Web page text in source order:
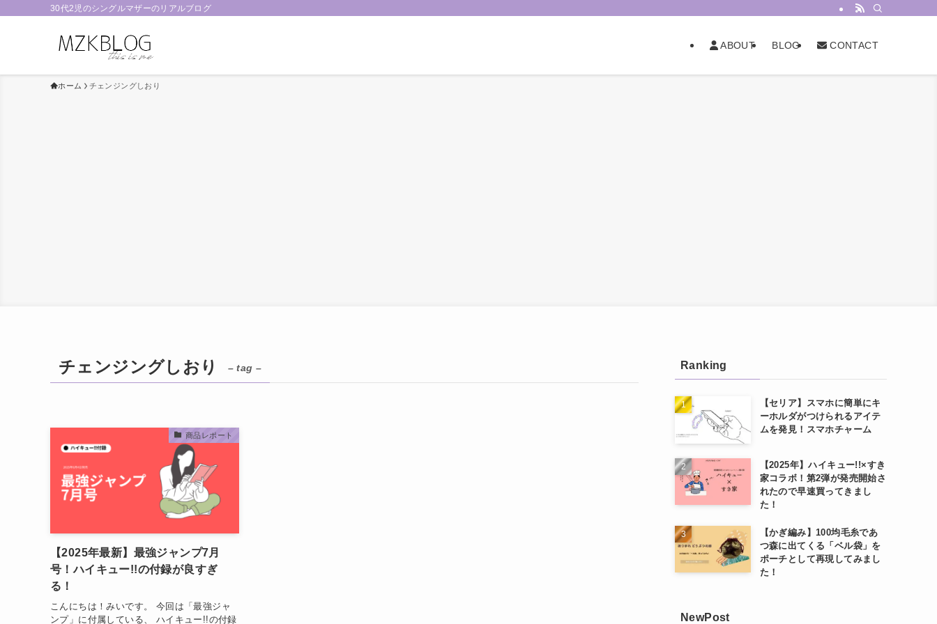
30代2児のシングルマザーのリアルブログ
ABOUT BLOG CONTACT
ホーム チェンジングしおり
チェンジングしおり – tag –
商品レポート
【2025年最新】最強ジャンプ7月
号！ハイキュー!!の付録が良すぎ
る！
こんにちは！みいです。 今回は「最強ジャ
ンプ」に付属している、 ハイキュー!!の付録
Ranking
【セリア】スマホに簡単にキ
ーホルダがつけられるアイテ
ムを発見！スマホチャーム
【2025年】ハイキュー!!×すき
家コラボ！第2弾が発売開始さ
れたので早速買ってきまし
た！
【かぎ編み】100均毛糸であ
つ森に出てくる「ベル袋」を
ポーチとして再現してみまし
た！
NewPost